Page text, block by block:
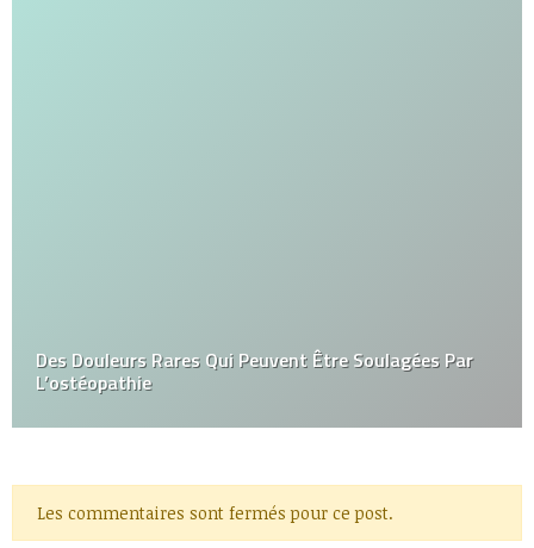
Des Douleurs Rares Qui Peuvent Être Soulagées Par
L’ostéopathie
Les commentaires sont fermés pour ce post.